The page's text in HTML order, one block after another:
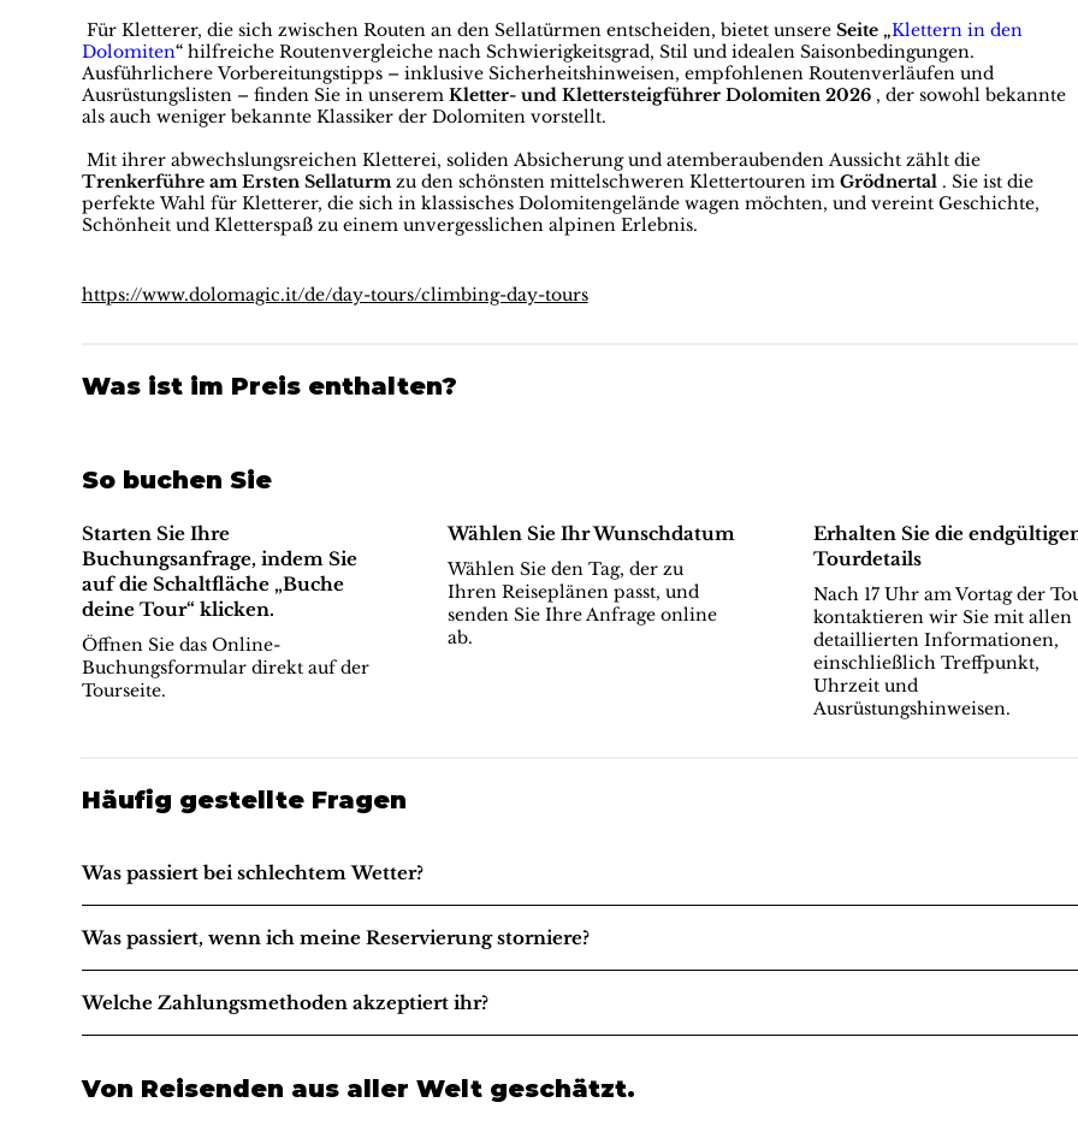
Für Kletterer, die sich zwischen Routen an den Sellatürmen entscheiden, bietet unsereSeite „Klettern in den
Dolomiten“ hilfreiche Routenvergleiche nach Schwierigkeitsgrad, Stil und idealen Saisonbedingungen.
Ausführlichere Vorbereitungstipps – inklusive Sicherheitshinweisen, empfohlenen Routenverläufen und
Ausrüstungslisten – finden Sie in unseremKletter- und Klettersteigführer Dolomiten 2026 , der sowohl bekannte
als auch weniger bekannte Klassiker der Dolomiten vorstellt.
Mit ihrer abwechslungsreichen Kletterei, soliden Absicherung und atemberaubenden Aussicht zählt die
Trenkerführe am Ersten Sellaturmzu den schönsten mittelschweren Klettertouren imGrödnertal . Sie ist die
perfekte Wahl für Kletterer, die sich in klassisches Dolomitengelände wagen möchten, und vereint Geschichte,
Schönheit und Kletterspaß zu einem unvergesslichen alpinen Erlebnis.
https://www.dolomagic.it/de/day-tours/climbing-day-tours
Was ist im Preis enthalten?
So buchen Sie
Starten Sie Ihre
Buchungsanfrage, indem Sie
auf die Schaltfläche „Buche
deine Tour“ klicken.
Öffnen Sie das Online-
Buchungsformular direkt auf der
Tourseite.
Wählen Sie Ihr Wunschdatum
Wählen Sie den Tag, der zu
Ihren Reiseplänen passt, und
senden Sie Ihre Anfrage online
ab.
Erhalten Sie die
Tourdetails
Nach 17 Uhr am Vortag der
kontaktieren wir Sie mit allen
detaillierten Informationen,
einschließlich Treffpunkt,
Uhrzeit und
Ausrüstungshinweisen.
Häufig gestellte Fragen
Was passiert bei schlechtem Wetter?
Was passiert, wenn ich meine Reservierung storniere?
Welche Zahlungsmethoden akzeptiert ihr?
Von Reisenden aus aller Welt geschätzt.